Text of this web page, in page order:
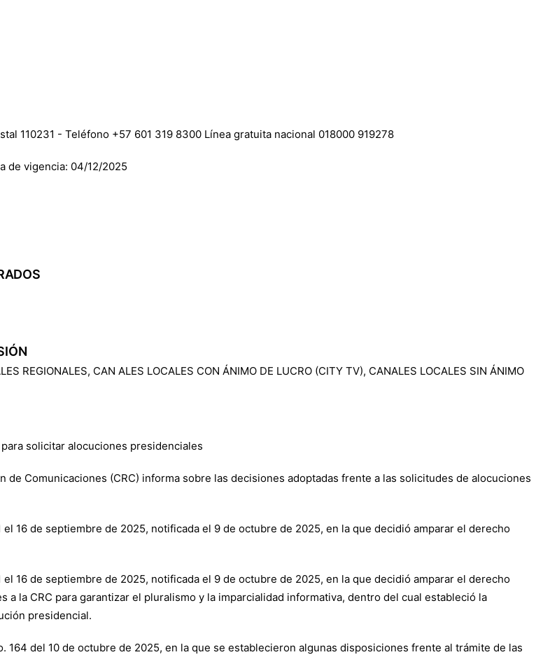
110231 - Teléfono +57 601 319 8300 Línea gratuita nacional 018000 919278
de vigencia: 04/12/2025
REGIONALES, CAN ALES LOCALES CON ÁNIMO DE LUCRO (CITY TV), CANALES LOCALES SIN ÁNIMO
solicitar alocuciones presidenciales
Comunicaciones (CRC) informa sobre las decisiones adoptadas frente a las solicitudes de alocuciones
16 de septiembre de 2025, notificada el 9 de octubre de 2025, en la que decidió amparar el derecho
16 de septiembre de 2025, notificada el 9 de octubre de 2025, en la que decidió amparar el derecho
la CRC para garantizar el pluralismo y la imparcialidad informativa, dentro del cual estableció la
presidencial.
del 10 de octubre de 2025, en la que se establecieron algunas disposiciones frente al trámite de las